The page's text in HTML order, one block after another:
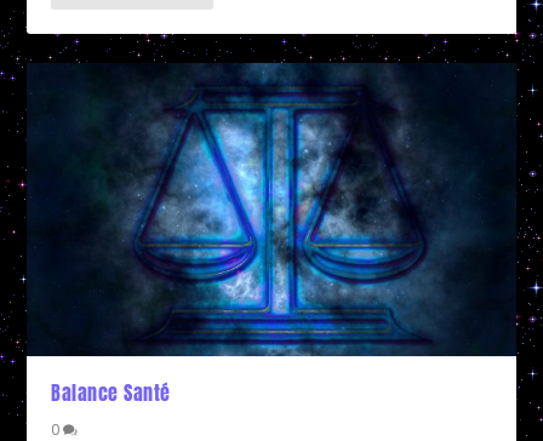
Balance Santé
0